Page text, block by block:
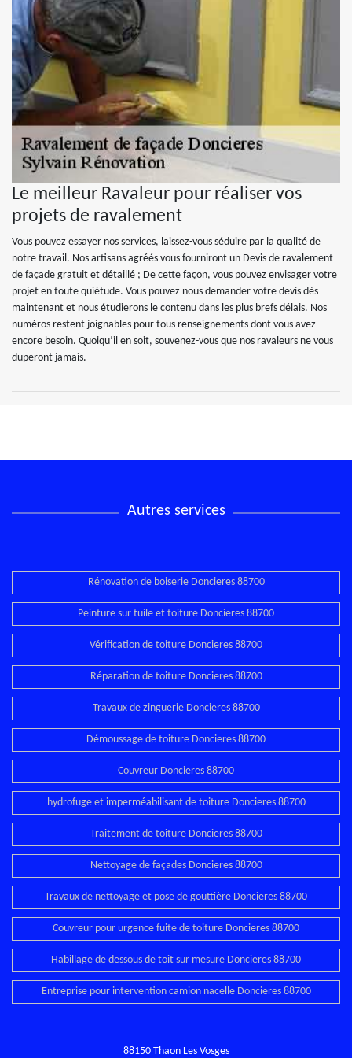
Le meilleur Ravaleur pour réaliser vos
projets de ravalement
Vous pouvez essayer nos services, laissez-vous séduire par la qualité de
notre travail. Nos artisans agréés vous fourniront un Devis de ravalement
de façade gratuit et détaillé ; De cette façon, vous pouvez envisager votre
projet en toute quiétude. Vous pouvez nous demander votre devis dès
maintenant et nous étudierons le contenu dans les plus brefs délais. Nos
numéros restent joignables pour tous renseignements dont vous avez
encore besoin. Quoiqu’il en soit, souvenez-vous que nos ravaleurs ne vous
duperont jamais.
Autres services
Rénovation de boiserie Doncieres 88700
Peinture sur tuile et toiture Doncieres 88700
Vérification de toiture Doncieres 88700
Réparation de toiture Doncieres 88700
Travaux de zinguerie Doncieres 88700
Démoussage de toiture Doncieres 88700
Couvreur Doncieres 88700
hydrofuge et imperméabilisant de toiture Doncieres 88700
Traitement de toiture Doncieres 88700
Nettoyage de façades Doncieres 88700
Travaux de nettoyage et pose de gouttière Doncieres 88700
Couvreur pour urgence fuite de toiture Doncieres 88700
Habillage de dessous de toit sur mesure Doncieres 88700
Entreprise pour intervention camion nacelle Doncieres 88700
88150 Thaon Les Vosges